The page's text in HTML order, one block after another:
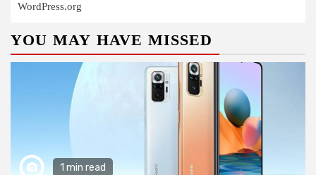
WordPress.org
YOU MAY HAVE MISSED
1 min read